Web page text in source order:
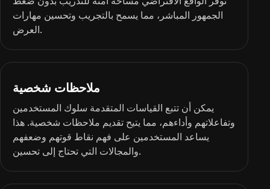
الجمهور المباشر، مما يسمح بالتجريب وتحسين مهارات
العرض.
ملاحظات شخصية
يمكن أن تتبع القياسات المتقدمة سلوك المستخدمين
وتفاعلاتهم وأداءهم، مما يتيح تقديم ملاحظات شخصية. هذا
يساعد المستخدمين على فهم نقاط قوتهم وضعفهم
والمجالات التي تحتاج إلى تحسين.